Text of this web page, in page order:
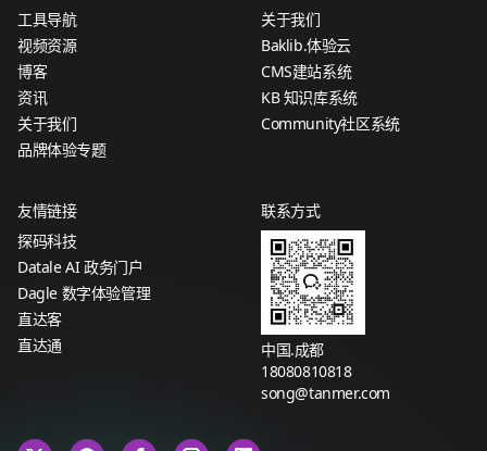
工具导航
视频资源
博客
资讯
关于我们
品牌体验专题
关于我们
Baklib.体验云
CMS建站系统
KB 知识库系统
Community社区系统
友情链接
探码科技
Datale AI 政务门户
Dagle 数字体验管理
直达客
直达通
联系方式
中国.成都
18080810818
song@tanmer.com